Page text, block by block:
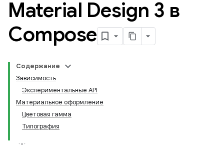
Material Design 3 в
Compose
Содержание
Зависимость
Экспериментальные API
Материальное оформление
Цветовая гамма
Типография